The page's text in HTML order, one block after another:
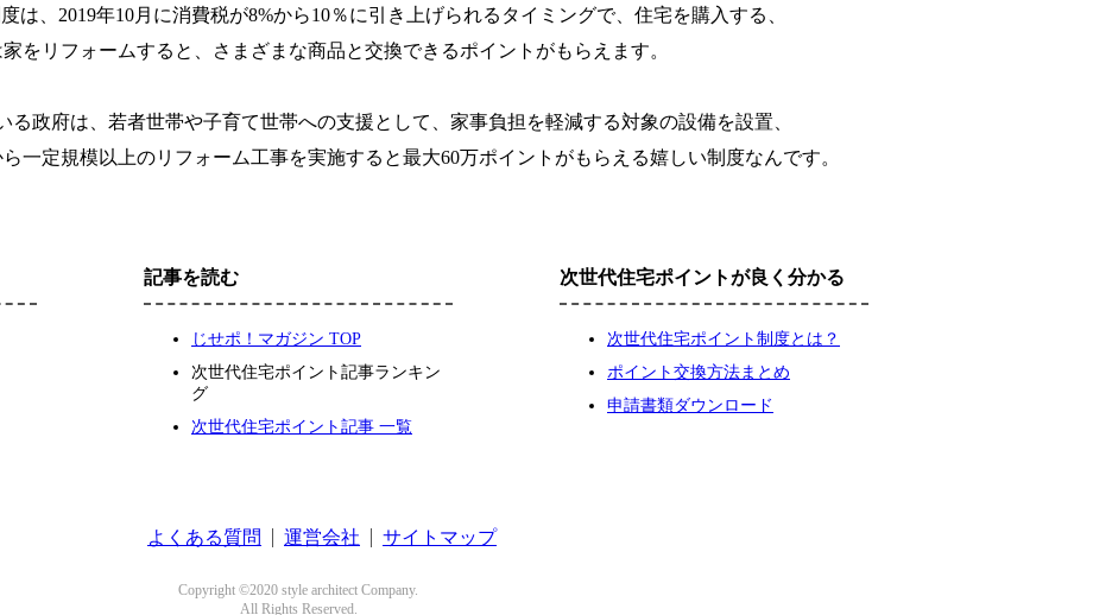
は、2019年10月に消費税が8%から10％に引き上げられるタイミングで、住宅を購入する、
家をリフォームすると、さまざまな商品と交換できるポイントがもらえます。
る政府は、若者世帯や子育て世帯への支援として、家事負担を軽減する対象の設備を設置、
一定規模以上のリフォーム工事を実施すると最大60万ポイントがもらえる嬉しい制度なんです。
記事を読む
じせポ！マガジン TOP
次世代住宅ポイント記事ランキン
グ
次世代住宅ポイント記事 一覧
次世代住宅ポイントが良く分かる
次世代住宅ポイント制度とは？
ポイント交換方法まとめ
申請書類ダウンロード
よくある質問 運営会社 サイトマップ
Copyright ©2020 style architect Company.
All Rights Reserved.